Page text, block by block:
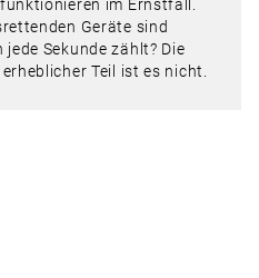
im Ernstfall.
Geräte sind
Sekunde zählt? Die
Teil ist es nicht.